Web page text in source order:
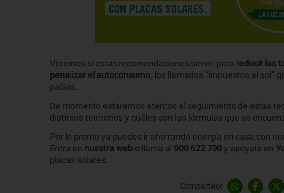
Veremos si estas recomendaciones sirven para reducir las
penalizar el autoconsumo, los llamados “impuestos al sol”
países.
De momento estaremos atentos al seguimiento de estas
distintos territorios y cuáles son las fórmulas que se
Por lo pronto ya puedes ir ahorrando energía en casa con
Entra en nuestra web o llama al 900 622 700y apóyate en
placas solares.
Compártelo!